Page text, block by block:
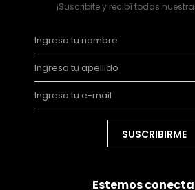
¡Suscribite y recibí todas
SUSCRIBIRME
Estemos